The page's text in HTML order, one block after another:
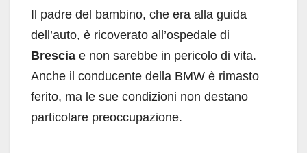
Il padre del bambino, che era alla guida
dell’auto, è ricoverato all’ospedale di
Brescia e non sarebbe in pericolo di vita.
Anche il conducente della BMW è rimasto
ferito, ma le sue condizioni non destano
particolare preoccupazione.